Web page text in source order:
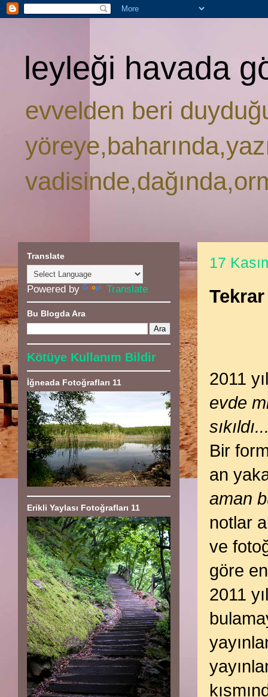
leyleği havada
evvelden beri
17
2011
evde
Bir
an
aman
notlar
ve
göre
2011
Translate
Powered by Translate
Bu Blogda Ara
Kötüye Kullanım Bildir
İğneada Fotoğrafları 11
Erikli Yaylası Fotoğrafları 11